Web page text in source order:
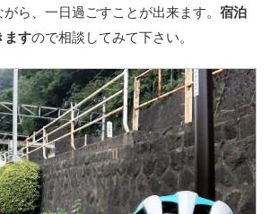
ら、一日過ごすことが出来ます。 宿泊
ますので相談してみて下さい。